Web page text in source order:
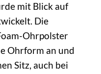
mit Blick auf
Die
Ohrpolster
Ohrform an und
Sitz, auch bei